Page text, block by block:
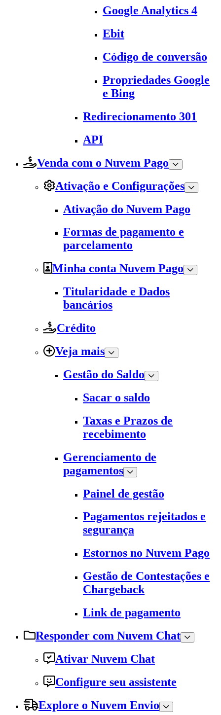
Google Analytics 4
Ebit
Código de conversão
Propriedades Google
e Bing
Redirecionamento 301
API
Venda com o Nuvem Pago
Ativação e Configurações
Ativação do Nuvem Pago
Formas de pagamento e
parcelamento
Minha conta Nuvem Pago
Titularidade e Dados
bancários
Crédito
Veja mais
Gestão do Saldo
Sacar o saldo
Taxas e Prazos de
recebimento
Gerenciamento de
pagamentos
Painel de gestão
Pagamentos rejeitados e
segurança
Estornos no Nuvem Pago
Gestão de Contestações e
Chargeback
Link de pagamento
Responder com Nuvem Chat
Ativar Nuvem Chat
Configure seu assistente
Explore o Nuvem Envio